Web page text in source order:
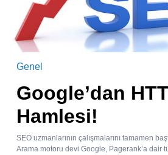
Genel
Google’dan
Hamlesi!
SEO uzmanlarının çalışmalarını tamamen
Arama motoru devi Google, Pagerank’a dair